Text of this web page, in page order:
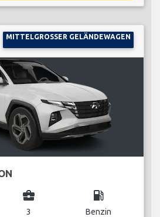
MITTELGROSSER GELÄNDEWAGEN
business_center
3
local_gas_station
Benzin